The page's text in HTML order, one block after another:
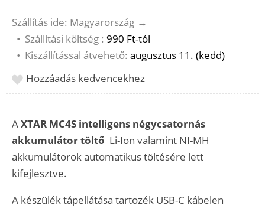
Szállítás ide: Magyarország →
• Szállítási költség : 990 Ft-tól
• Kiszállítással átvehető: augusztus 11. (kedd)
Hozzáadás kedvencekhez
AXTAR MC4S intelligens négycsatornás
akkumulátor töltő Li-Ion valamint NI-MH
akkumulátorok automatikus töltésére lett
kifejlesztve.
A készülék tápellátása tartozék USB-C kábelen